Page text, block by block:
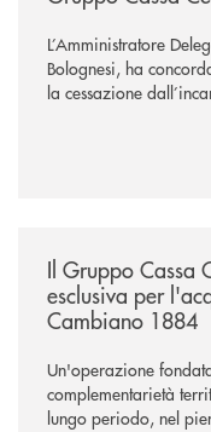
L’Amministratore
Bolognesi, ha
la cessazione
Il Gruppo, sotto la
Il Gruppo Cassa
esclusiva per
Cambiano 1884
Un'operazione
complementarietà
lungo periodo, nel